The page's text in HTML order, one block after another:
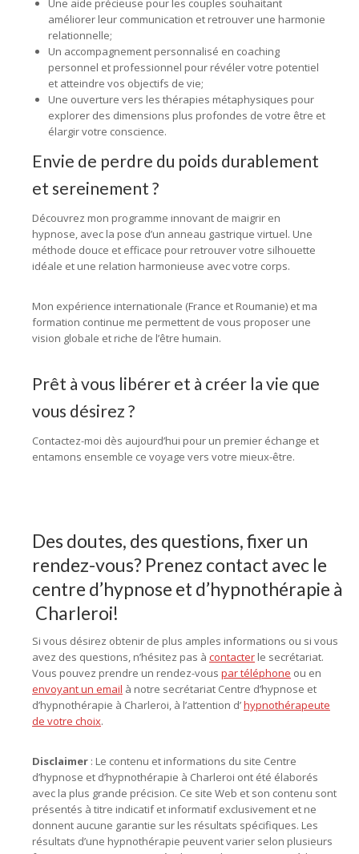
Une aide précieuse pour les couples souhaitant
améliorer leur communication et retrouver une harmonie
relationnelle;
Un accompagnement personnalisé en coaching
personnel et professionnel pour révéler votre potentiel
et atteindre vos objectifs de vie;
Une ouverture vers les thérapies métaphysiques pour
explorer des dimensions plus profondes de votre être et
élargir votre conscience.
Envie de perdre du poids durablement
et sereinement ?
Découvrez mon programme innovant de maigrir en
hypnose, avec la pose d’un anneau gastrique virtuel. Une
méthode douce et efficace pour retrouver votre silhouette
idéale et une relation harmonieuse avec votre corps.
Mon expérience internationale (France et Roumanie) et ma
formation continue me permettent de vous proposer une
vision globale et riche de l’être humain.
Prêt à vous libérer et à créer la vie que
vous désirez ?
Contactez-moi dès aujourd’hui pour un premier échange et
entamons ensemble ce voyage vers votre mieux-être.
Des doutes, des questions, fixer un
rendez-vous? Prenez contact avec le
centre d’hypnose et d’hypnothérapie à
Charleroi!
Si vous désirez obtenir de plus amples informations ou si vous
avez des questions, n’hésitez pas à contacter le secrétariat.
Vous pouvez prendre un rendez-vous par téléphone ou en
envoyant un email à notre secrétariat Centre d’hypnose et
d’hypnothérapie à Charleroi, à l’attention d’hypnothérapeute
de votre choix.
Disclaimer : Le contenu et informations du site Centre
d’hypnose et d’hypnothérapie à Charleroi ont été élaborés
avec la plus grande précision. Ce site Web et son contenu sont
présentés à titre indicatif et informatif exclusivement et ne
donnent aucune garantie sur les résultats spécifiques. Les
résultats d’une hypnothérapie peuvent varier selon plusieurs